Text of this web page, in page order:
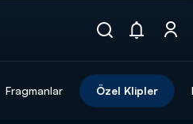
Fragmanlar Özel Klipler